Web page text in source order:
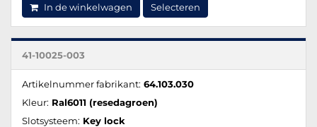
In de winkelwagen Selecteren
41-10025-003
Artikelnummer fabrikant: 64.103.030
Kleur: Ral6011 (resedagroen)
Slotsysteem: Key lock